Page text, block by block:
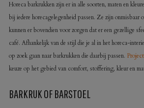
Horeca barkrukken zijn er in alle soorten, maten en
bij iedere horecagelegenheid passen. Ze zijn onmisbaar
kunnen er bovendien voor zorgen dat er een gezellige
café. Afhankelijk van de stijl die je al in het horeca-
op zoek gaan naar barkrukken die daarbij passen.
keuze op het gebied van comfort, stoffering, kleur en
BARKRUK OF BARSTOEL